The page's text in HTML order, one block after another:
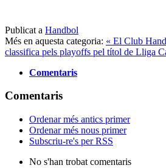
Publicat a Handbol
Més en aquesta categoria: « El Club
classifica pels playoffs pel títol de Lliga
Comentaris
Comentaris
Ordenar més antics primer
Ordenar més nous primer
Subscriu-re's per RSS
No s'han trobat comentaris